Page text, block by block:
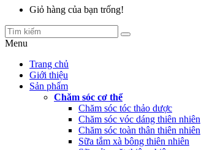
Giỏ hàng của bạn trống!
Menu
Trang chủ
Giới thiệu
Sản phẩm
Chăm sóc cơ thể
Chăm sóc tóc thảo dược
Chăm sóc vóc dáng thiên nhiên
Chăm sóc toàn thân thiên nhiên
Sữa tắm xà bông thiên nhiên